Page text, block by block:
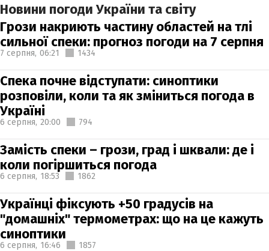
Новини погоди України та світу
Грози накриють частину областей на тлі
сильної спеки: прогноз погоди на 7 серпня
7 серпня, 06:21 1434
Спека почне відступати: синоптики
розповіли, коли та як зміниться погода в
Україні
6 серпня, 20:00 794
Замість спеки – грози, град і шквали: де і
коли погіршиться погода
6 серпня, 18:53 1862
Українці фіксують +50 градусів на
"домашніх" термометрах: що на це кажуть
синоптики
6 серпня, 16:46 1857